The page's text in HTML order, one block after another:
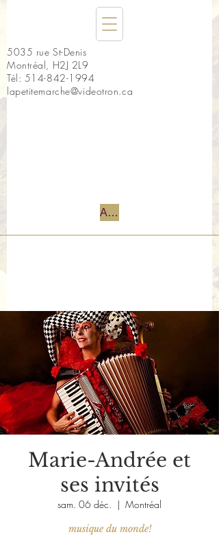
5035 rue St-Denis
Montréal, H2J 2L9
Tél: 514-842-1994
lapetitemarche@videotron.ca
Accueil
Marie-Andrée et
ses invités
sam. 06 déc.
  |
Montréal
musique du monde!